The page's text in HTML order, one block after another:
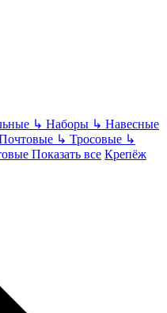
↳ Наборы ↳ Навесные
↳ Тросовые ↳
Показать все Крепёж